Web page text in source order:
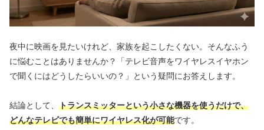
夜中に映画を見たいけれど、家族を起こしたくない。そんなふう
に悩むことはありませんか？「テレビ音声をワイヤレスイヤホン
で聞くにはどうしたらいいの？」という疑問にお答えします。
結論として、 トランスミッターという小さな機器を使うだけで、
どんなテレビでも簡単にワイヤレス化が可能です。